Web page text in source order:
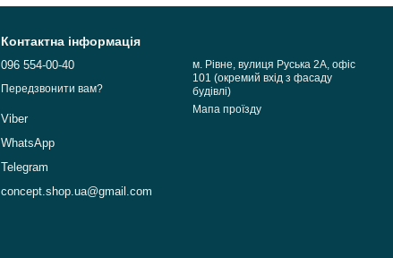
Контактна інформація
096 554-00-40
Передзвонити вам?
Viber
WhatsApp
Telegram
concept.shop.ua@gmail.com
м. Рівне, вулиця Руська 2А, офіс
101 (окремий вхід з фасаду
будівлі)
Мапа проїзду